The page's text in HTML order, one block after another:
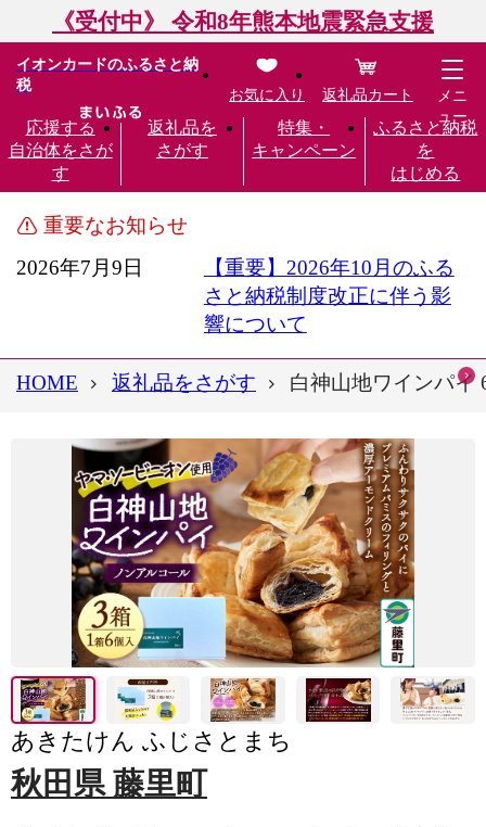
《受付中》 令和8年熊本地震緊急支援
イオンカードのふるさと納
税
応援する
自治体をさが
す
返礼品を
さがす
特集・
キャンペーン
ふるさと納税
を
はじめる
お気に入り 返礼品カート
メニ
ュー
重要なお知らせ
2026年7月9日
【重要】2026年10月のふる
さと納税制度改正に伴う影
響について
HOME 返礼品をさがす 白神山地ワインパイ
あきたけん ふじさとまち
秋田県 藤里町